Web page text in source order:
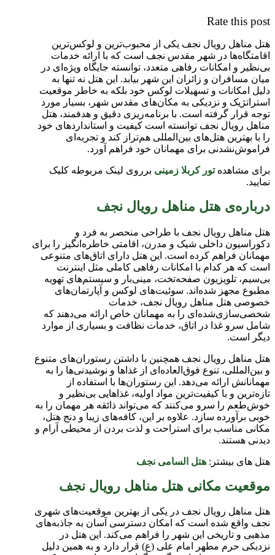
Rate this post
هتل مناهل رویال نجف یکی از محبوب‌ترین و لوکس‌ترین
اقامتگاه‌ها در شهر مقدس نجف است که با ارائه خدمات
بی‌نظیر و امکانات رفاهی متعدد، توانسته جایگاه ویژه‌ای در
میان مسافران و زائران این شهر بیابد. این هتل نه تنها به
دلیل امکانات و تسهیلات لوکس خود بلکه به خاطر موقعیت
استراتژیک و نزدیکی به مکان‌های مقدس شهر، بسیار مورد
توجه قرار گرفته است. با برنامه‌ریزی دقیق و هدفمند، هتل
مناهل رویال نجف توانسته است کیفیت و استانداردهای خود
را با بهترین هتل‌های بین‌المللی هم‌تراز کند و تجربه‌ای
فراموش‌نشدنی برای مهمانان خود فراهم آورد.
برای مشاهدهتور کربلا زمینی برروی لینک مربوطه کلیک
نمایید.
درباره‌ی هتل مناهل رویال نجف
هتل مناهل رویال نجف با طراحی منحصر به فرد و
دکوراسیون داخلی شیک و مدرن، اقامتی خاطره‌انگیز را برای
مهمانان فراهم کرده است. این هتل دارای اتاق‌های متنوعی
است که هر کدام با امکانات رفاهی کاملی مثل اینترنت
بی‌سیم، تلویزیون صفحه‌تخت، مینی‌بار و سیستم‌های تهویه
مطبوع مجهز شده‌اند. سوئیت‌های لوکس و آپارتمان‌های
خصوصی هتل مناهل رویال نجف، خدمات
شخصی‌سازی‌شده‌ای را به مهمانان خاص ارائه می‌دهند که
شامل سرو غذا در اتاق، خدمات نظافت و بسیاری از موارد
دیگر است.
هتل مناهل رویال نجف همچنین با داشتن رستوران‌های متنوع
و بین‌المللی، تنوع فوق‌العاده‌ای از غذاها و نوشیدنی‌ها را به
مهمانانش ارائه می‌دهد. این رستوران‌ها با استفاده از
تازه‌ترین و با کیفیت‌ترین مواد اولیه، غذاهایی بی‌نظیر و
خوش‌طعم را سرو می‌کنند که می‌تواند ذائقه هر مهمان را به
خوبی برآورده سازد. علاوه بر این، کافه‌های زیبا و دنج هتل،
مکانی مناسب برای استراحت و لذت بردن از محیطی آرام و
دیدنی هستند.
هتل های بیشتر: هتل السامی نجف
موقعیت مکانی هتل مناهل رویال نجف
هتل مناهل رویال نجف در یکی از بهترین موقعیت‌های شهری
نجف واقع شده است که امکان دسترسی آسان به جاذبه‌های
مذهبی و تاریخی این شهر را فراهم می‌کند. این هتل در
نزدیکی حرم مطهر امام علی (ع) قرار دارد و به همین دلیل